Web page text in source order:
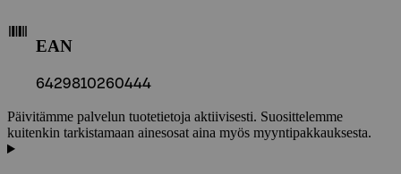
EAN
6429810260444
Päivitämme palvelun tuotetietoja aktiivisesti. Suosittelemme
kuitenkin tarkistamaan ainesosat aina myös myyntipakkauksesta.